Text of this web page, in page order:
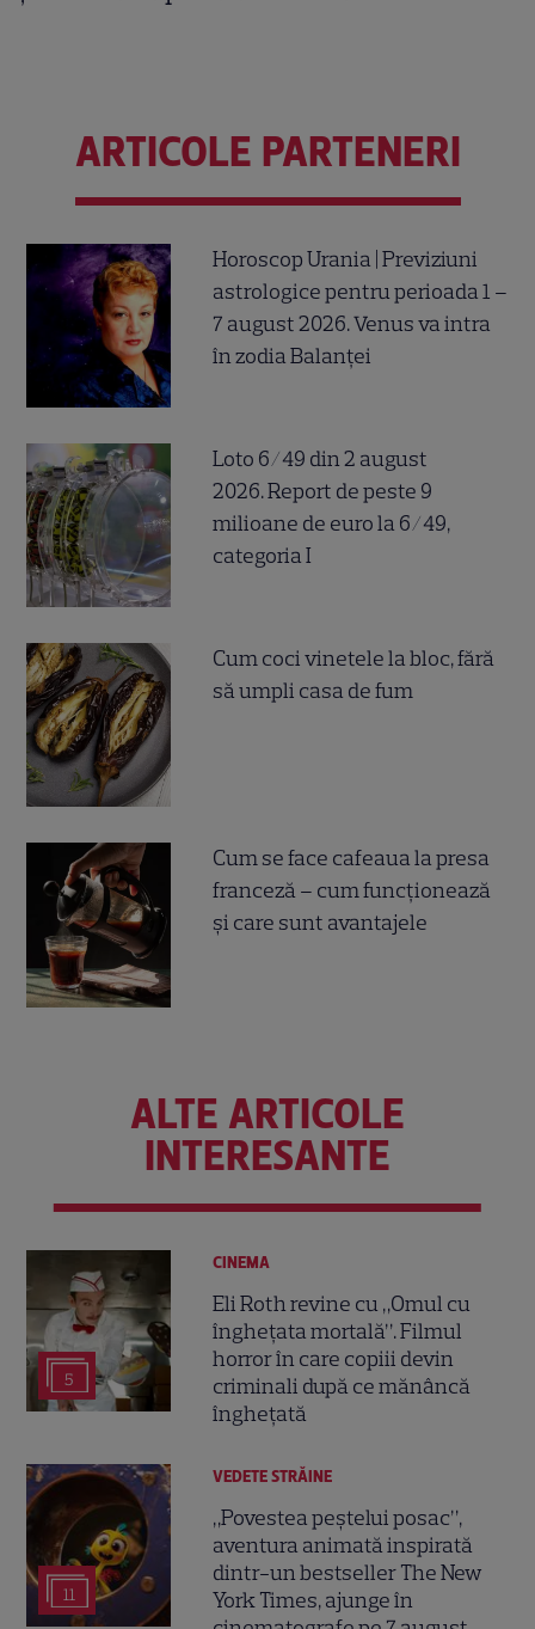
ARTICOLE PARTENERI
Horoscop Urania | Previziuni
astrologice pentru perioada 1 –
7 august 2026. Venus va intra
în zodia Balanței
Loto 6/49 din 2 august
2026. Report de peste 9
milioane de euro la 6/49,
categoria I
Cum coci vinetele la bloc, fără
să umpli casa de fum
Cum se face cafeaua la presa
franceză – cum funcționează
și care sunt avantajele
ALTE ARTICOLE
INTERESANTE
5
CINEMA
Eli Roth revine cu „Omul cu
înghețata mortală”. Filmul
horror în care copiii devin
criminali după ce mănâncă
înghețată
11
VEDETE STRĂINE
„Povestea peștelui posac”,
aventura animată inspirată
dintr-un bestseller The New
York Times, ajunge în